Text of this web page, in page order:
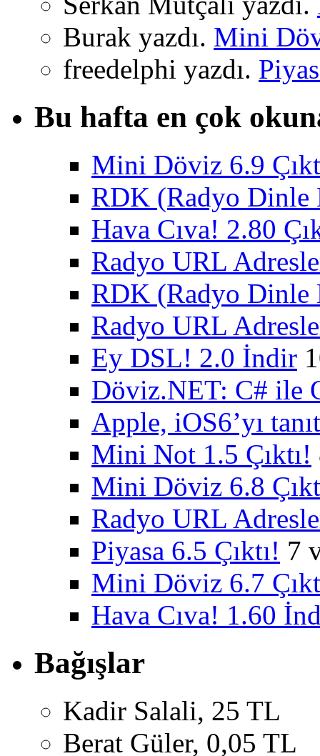
Burak yazdı. Mini
freedelphi yazdı.
Bu hafta en çok
Mini Döviz 6.9
RDK (Radyo Dinle
Hava Cıva! 2.80
Radyo URL
RDK (Radyo Dinle
Radyo URL
Ey DSL! 2.0 İndir
Döviz.NET: C# ile
Apple, iOS6’yı
Mini Not 1.5 Çıktı!
Mini Döviz 6.8
Radyo URL
Piyasa 6.5 Çıktı! 7
Mini Döviz 6.7
Hava Cıva! 1.60
Bağışlar
Kadir Salali, 25 TL
Berat Güler, 0,05 TL